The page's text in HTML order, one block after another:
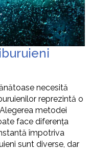
necesită
reprezintă o
metodei
face diferența
împotriva
sunt diverse, dar